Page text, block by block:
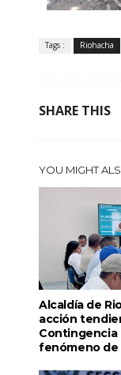
Tags : Riohacha
SHARE THIS
YOU MIGHT
Alcaldía de
acción
Contingencia
fenómeno de